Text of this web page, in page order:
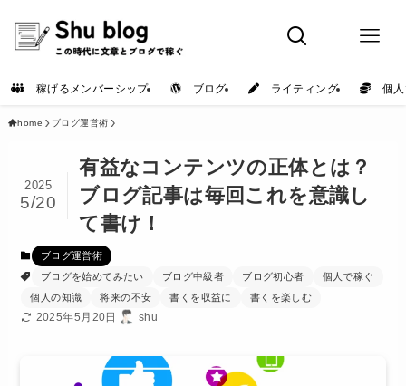
稼げるメンバーシップ ブログ ライティング 個人
home ブログ運営術
有益なコンテンツの正体とは？
ブログ記事は毎回これを意識し
て書け！
2025
5/20
ブログ運営術
ブログを始めてみたい
ブログ中級者 ブログ初心者
個人で稼ぐ
個人の知識
将来の不安 書くを収益に 書くを楽しむ
2025年5月20日 shu